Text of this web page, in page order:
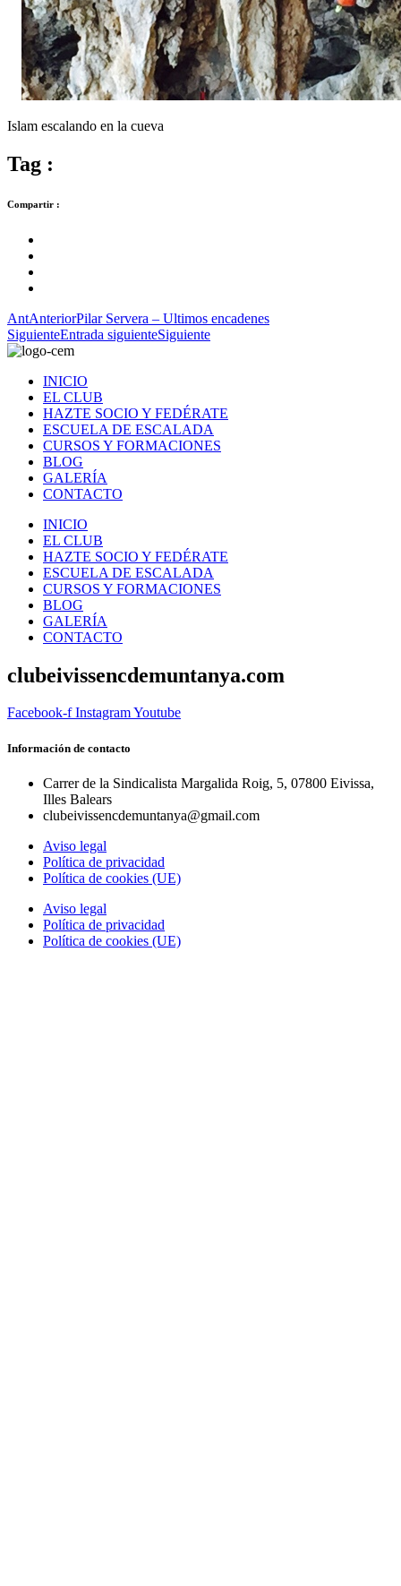
Islam escalando en la cueva
Tag :
Compartir :
AntAnteriorPilar Servera – Ultimos encadenes
SiguienteEntrada siguienteSiguiente
INICIO
EL CLUB
HAZTE SOCIO Y FEDÉRATE
ESCUELA DE ESCALADA
CURSOS Y FORMACIONES
BLOG
GALERÍA
CONTACTO
INICIO
EL CLUB
HAZTE SOCIO Y FEDÉRATE
ESCUELA DE ESCALADA
CURSOS Y FORMACIONES
BLOG
GALERÍA
CONTACTO
clubeivissencdemuntanya.com
Facebook-f InstagramYoutube
Información de contacto
Carrer de la Sindicalista Margalida Roig, 5, 07800 Eivissa,
Illes Balears
clubeivissencdemuntanya@gmail.com
Aviso legal
Política de privacidad
Política de cookies (UE)
Aviso legal
Política de privacidad
Política de cookies (UE)